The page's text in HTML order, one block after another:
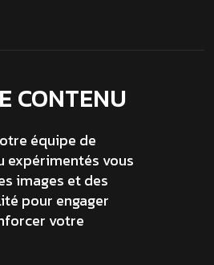
CONTENU
équipe de
expérimentés vous
images et des
pour engager
votre